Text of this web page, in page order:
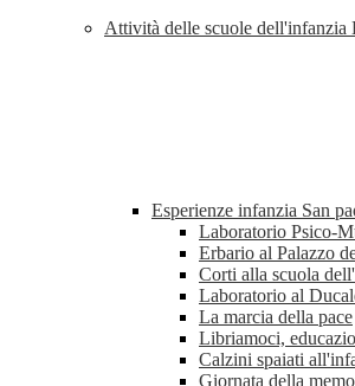
Attività delle scuole dell'infanzia
Esperienze infanzia San
Laboratorio Psico-
Erbario al Palazzo
Corti alla scuola
Laboratorio al
La marcia della pace
Libriamoci,
Calzini spaiati
Giornata della